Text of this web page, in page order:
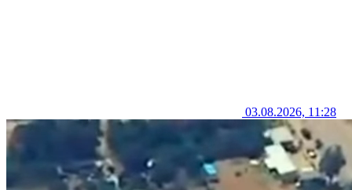
03.08.2026, 11:28